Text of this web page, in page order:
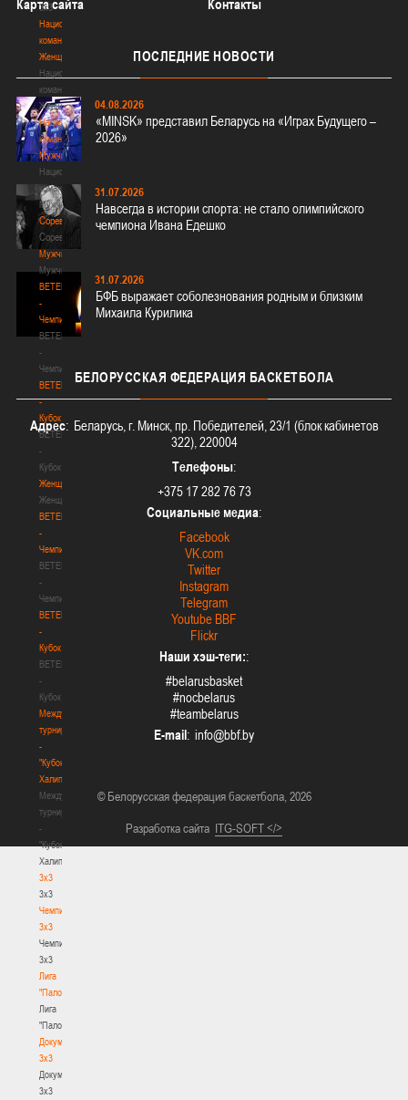
3х3
Национальная
команда.
Женщины
Национальная
команда.
Женщины
Национальная
команда.
Мужчины
Национальная
команда.
Мужчины
Соревнования
Соревнования
Мужчины
Мужчины
BETERA
-
Чемпионат
BETERA
-
Чемпионат
BETERA
-
Кубок
BETERA
-
Кубок
Женщины
Женщины
BETERA
-
Чемпионат
BETERA
-
Чемпионат
BETERA
-
Кубок
BETERA
-
Кубок
Международный
турнир
-
"Кубок
Халипского"
Международный
турнир
-
"Кубок
Халипского"
3x3
3x3
Чемпионат
3х3
Чемпионат
3х3
Лига
"Палова"
Лига
"Палова"
Документы
3х3
Документы
3х3
Карта сайта Контакты
ПОСЛЕДНИЕ НОВОСТИ
04.08.2026
«MINSK» представил Беларусь на «Играх Будущего –
2026»
31.07.2026
Навсегда в истории спорта: не стало олимпийского
чемпиона Ивана Едешко
31.07.2026
БФБ выражает соболезнования родным и близким
Михаила Курилика
БЕЛОРУССКАЯ ФЕДЕРАЦИЯ БАСКЕТБОЛА
Адрес: Беларусь, г. Минск, пр. Победителей, 23/1 (блок кабинетов
322), 220004
Телефоны:
+375 17 282 76 73
Социальные медиа:
Facebook
VK.com
Twitter
Instagram
Telegram
Youtube BBF
Flickr
Наши хэш-теги::
#belarusbasket
#nocbelarus
#teambelarus
E-mail:
© Белорусская федерация баскетбола, 2026
Разработка сайта ITG-SOFT </>